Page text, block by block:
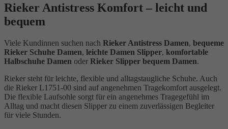
Rieker Antistress Komfort – leicht und
bequem
Viele Kundinnen suchen nach Rieker Antistress Damen, bequeme
Rieker Schuhe Damen, leichte Damen Slipper, komfortable
Halbschuhe Damen oder Rieker Slipper bequem Damen.
Rieker steht für leichte, flexible und alltagstaugliche Schuhe. Auch
die Rieker L1751-00 sind auf angenehmen Tragekomfort ausgelegt.
Die flexible Laufsohle sorgt für ein angenehmes Tragegefühl im
Alltag und macht diesen Slipper zu einem zuverlässigen Begleiter
für viele Stunden.